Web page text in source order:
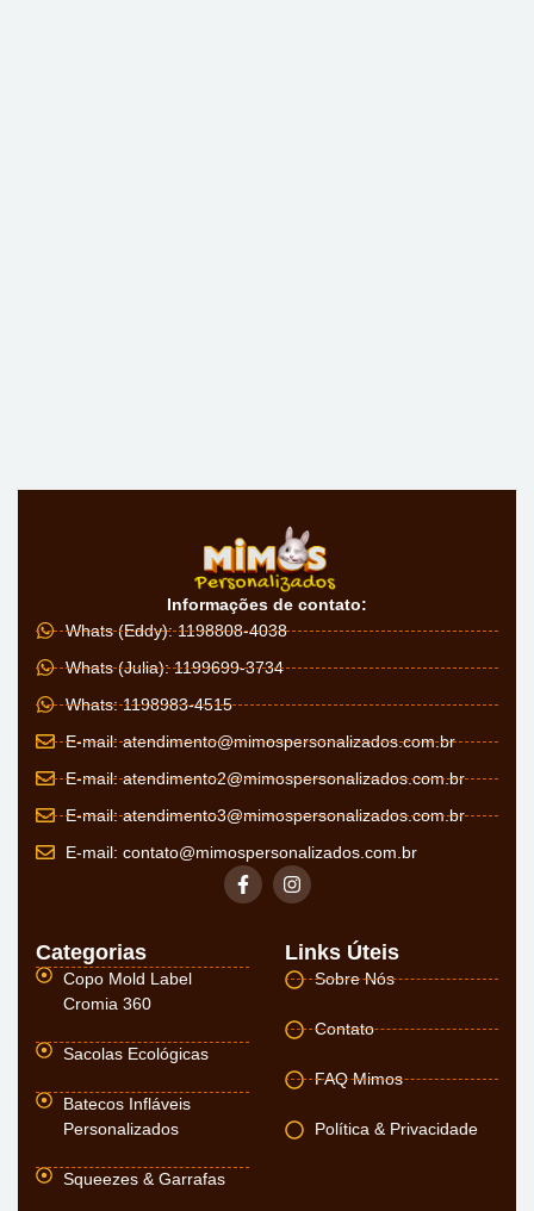
Informações de contato:
Whats (Eddy): 1198808-4038
Whats (Julia): 1199699-3734
Whats: 1198983-4515
E-mail:atendimento@mimospersonalizados.com.br
E-mail:atendimento2@mimospersonalizados.com.br
E-mail:atendimento3@mimospersonalizados.com.br
E-mail: contato@mimospersonalizados.com.br
Categorias
Copo Mold Label
Cromia 360
Sacolas Ecológicas
Batecos Infláveis
Personalizados
Squeezes & Garrafas
Links Úteis
Sobre Nós
Contato
FAQ Mimos
Política & Privacidade